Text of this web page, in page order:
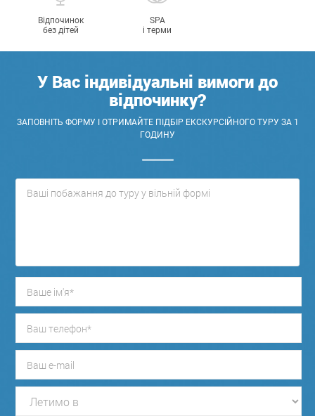
Відпочинок
без дітей
SPA
і терми
У Вас індивідуальні вимоги до
відпочинку?
ЗАПОВНІТЬ ФОРМУ І ОТРИМАЙТЕ ПІДБІР ЕКСКУРСІЙНОГО ТУРУ ЗА 1
ГОДИНУ